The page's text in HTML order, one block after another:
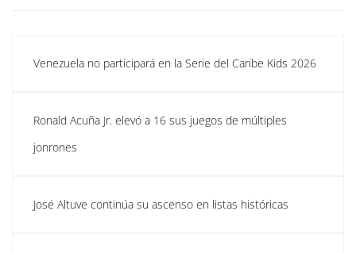
Venezuela no participará en la Serie del Caribe Kids 2026
Ronald Acuña Jr. elevó a 16 sus juegos de múltiples
jonrones
José Altuve continúa su ascenso en listas históricas